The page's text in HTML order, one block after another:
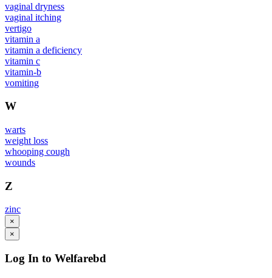
vaginal dryness
vaginal itching
vertigo
vitamin a
vitamin a deficiency
vitamin c
vitamin-b
vomiting
W
warts
weight loss
whooping cough
wounds
Z
zinc
×
×
Log In to Welfarebd